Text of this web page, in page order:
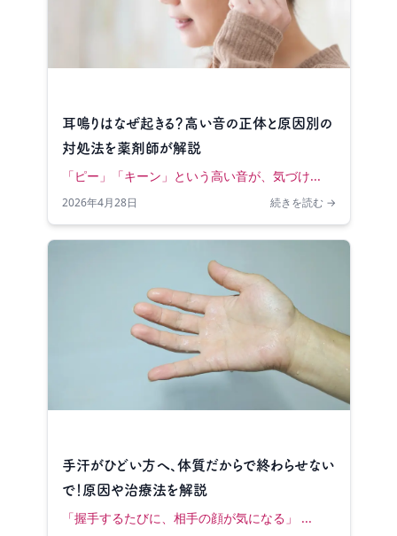
耳鳴りはなぜ起きる？高い音の正体と原因別の
対処法を薬剤師が解説
「ピー」「キーン」という高い音が、気づけ...
2026年4月28日 続きを読む →
手汗がひどい方へ、体質だからで終わらせない
で！原因や治療法を解説
「握手するたびに、相手の顔が気になる」 ...